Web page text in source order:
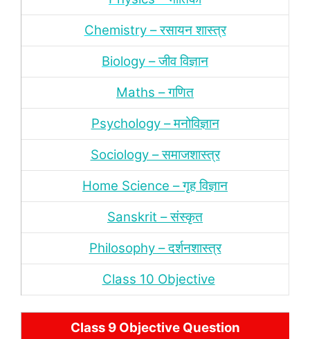
Chemistry – रसायन शास्‍त्र
Biology – जीव विज्ञान
Maths – गणित
Psychology – मनोविज्ञान
Sociology – समाजशास्‍त्र
Home Science – गृह विज्ञान
Sanskrit – संस्‍कृत
Philosophy – दर्शनशास्‍त्र
Class 10 Objective
Class 9 Objective Question